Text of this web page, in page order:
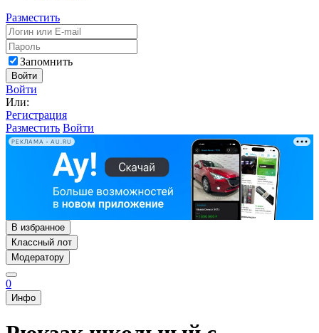
Разместить
Запомнить
Войти
Войти
Или:
Регистрация
Разместить Войти
РЕКЛАМА • AU.RU
В избранное
Классный лот
Модератору
0
Инфо